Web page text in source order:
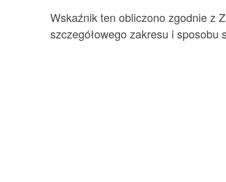
Wskaźnik ten obliczono zgodnie z
szczegółowego zakresu i